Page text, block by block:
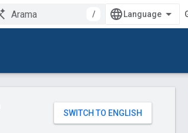
/